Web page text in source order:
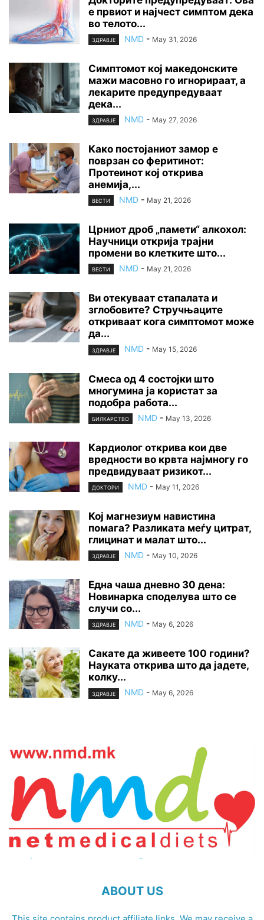
е првиот и најчест симптом дека
во телото...
ЗДРАВЈЕ NMD - May 31, 2026
Симптомот кој македонските
мажи масовно го игнорираат, а
лекарите предупредуваат
дека...
ЗДРАВЈЕ NMD - May 27, 2026
Како постојаниот замор е
поврзан со феритинот:
Протеинот кој открива
анемија,...
ВЕСТИ NMD - May 21, 2026
Црниот дроб „памети“ алкохол:
Научници открија трајни
промени во клетките што...
ВЕСТИ NMD - May 21, 2026
Ви отекуваат стапалата и
зглобовите? Стручњаците
откриваат кога симптомот може
да...
ЗДРАВЈЕ NMD - May 15, 2026
Смеса од 4 состојки што
многумина ја користат за
подобра работа...
БИЛКАРСТВО NMD - May 13, 2026
Кардиолог открива кои две
вредности во крвта најмногу го
предвидуваат ризикот...
ДОКТОРИ NMD - May 11, 2026
Кој магнезиум навистина
помага? Разликата меѓу цитрат,
глицинат и малат што...
ЗДРАВЈЕ NMD - May 10, 2026
Една чаша дневно 30 дена:
Новинарка споделува што се
случи со...
ЗДРАВЈЕ NMD - May 6, 2026
Сакате да живеете 100 години?
Науката открива што да јадете,
колку...
ЗДРАВЈЕ NMD - May 6, 2026
ABOUT US